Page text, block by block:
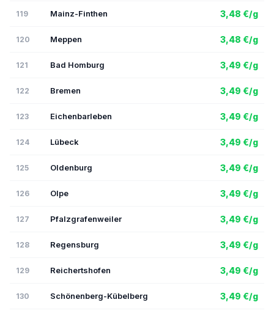
119 Mainz-Finthen 3,48 €/g
120 Meppen 3,48 €/g
121 Bad Homburg 3,49 €/g
122 Bremen 3,49 €/g
123 Eichenbarleben 3,49 €/g
124 Lübeck 3,49 €/g
125 Oldenburg 3,49 €/g
126 Olpe 3,49 €/g
127 Pfalzgrafenweiler 3,49 €/g
128 Regensburg 3,49 €/g
129 Reichertshofen 3,49 €/g
130 Schönenberg-Kübelberg 3,49 €/g